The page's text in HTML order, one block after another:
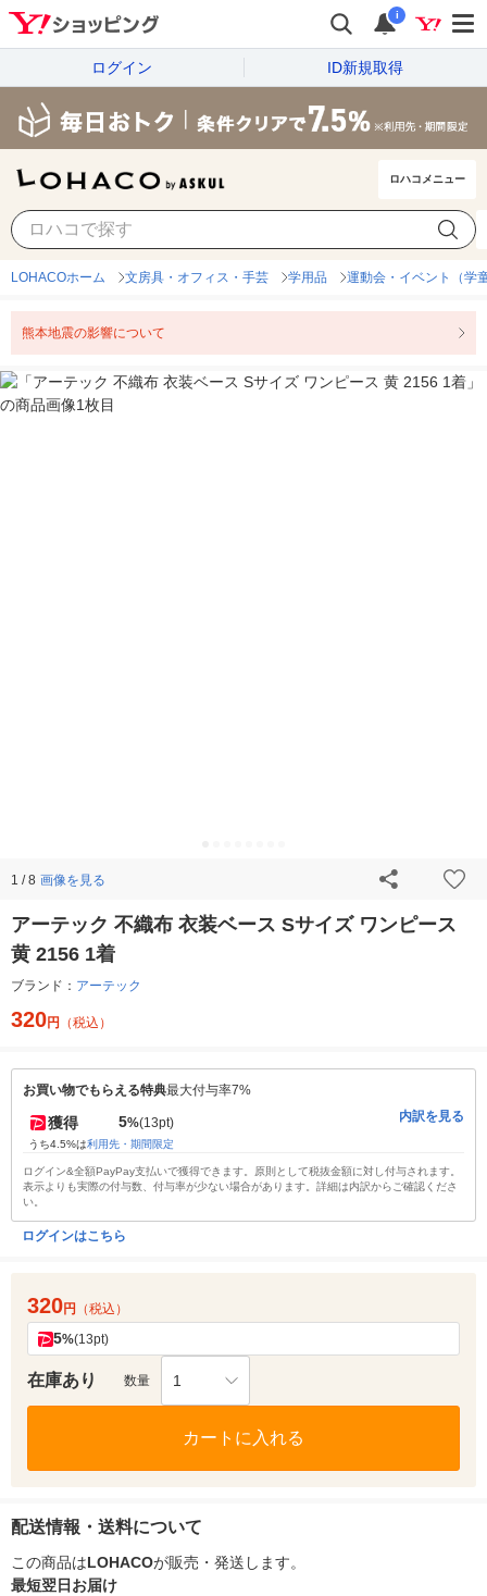
i
ログイン ID新規取得
ロハコメニュー
LOHACOホーム 文房具・オフィス・手芸 学用品 運動会・イベント（学
熊本地震の影響について
1 / 8 画像を見る
アーテック 不織布 衣装ベース Sサイズ ワンピース
黄 2156 1着
ブランド： アーテック
320円 （税込）
お買い物でもらえる特典最大付与率7%
獲得 5%(13pt)
うち4.5%は利用先・期間限定
内訳を見る
ログイン&全額PayPay支払いで獲得できます。原則として税抜金額に対し付与されます。
表示よりも実際の付与数、付与率が少ない場合があります。詳細は内訳からご確認くださ
い。
ログインはこちら
320円 （税込）
5%(13pt)
在庫あり 数量 1
カートに入れる
配送情報・送料について
この商品はLOHACOが販売・発送します。
最短翌日お届け